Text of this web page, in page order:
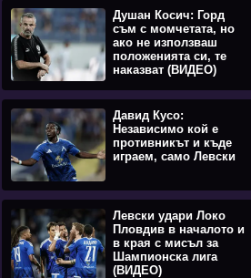
Душан Косич: Горд
съм с момчетата, но
ако не използваш
положенията си, те
наказват (ВИДЕО)
Давид Кусо:
Независимо кой е
противникът и къде
играем, само Левски
Левски удари Локо
Пловдив в началото и
в края с мисъл за
Шампионска лига
(ВИДЕО)